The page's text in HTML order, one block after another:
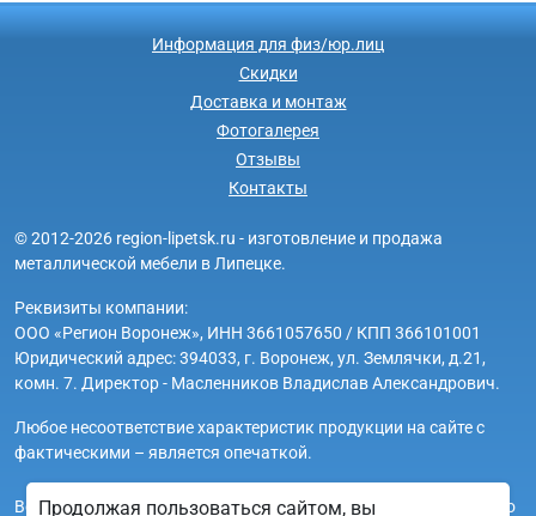
Информация для физ/юр.лиц
Скидки
Доставка и монтаж
Фотогалерея
Отзывы
Контакты
© 2012-2026 region-lipetsk.ru - изготовление и продажа
металлической мебели в Липецке.
Реквизиты компании:
ООО «Регион Воронеж», ИНН 3661057650 / КПП 366101001
Юридический адрес: 394033, г. Воронеж, ул. Землячки, д.21,
комн. 7. Директор - Масленников Владислав Александрович.
Любое несоответствие характеристик продукции на сайте с
фактическими – является опечаткой.
Вся информация на сайте region-lipetsk.ru носит исключительно
Продолжая пользоваться сайтом, вы